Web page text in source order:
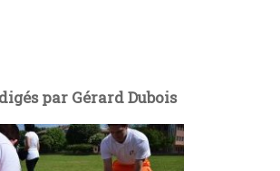
par Gérard Dubois